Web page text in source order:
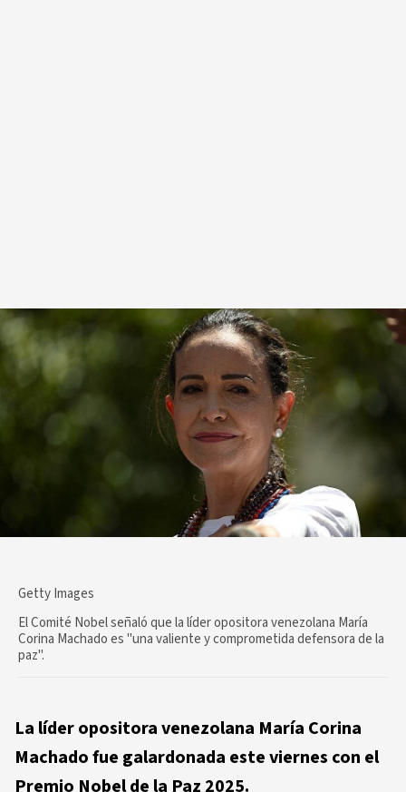
Getty Images
El Comité Nobel señaló que la líder opositora venezolana María
Corina Machado es "una valiente y comprometida defensora de la
paz".
La líder opositora venezolana María Corina
Machado fue galardonada este viernes con el
Premio Nobel de la Paz 2025.